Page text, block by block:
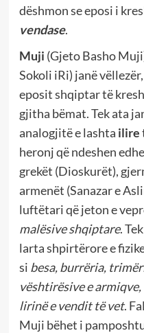
dëshmon se eposi i
vendase.
Muji (Gjeto Basho
Sokoli iRi) janë
eposit shqiptar të
gjitha bëmat. Tek ata
analogjitë e lashta ilire
heronj që ndeshen
grekët (Dioskurët),
armenët (Sanazar e
luftëtari që jeton e
malësive shqiptare.
larta shpirtërore e
si besa, burrëria,
vështirësive e
lirinë e vendit të vet.
Muji bëhet i